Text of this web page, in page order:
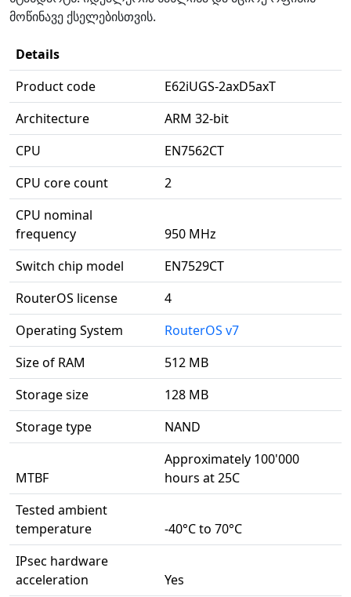
მოწინავე ქსელებისთვის.
Details
Product code
E62iUGS-2axD5axT
Architecture
ARM 32-bit
CPU
EN7562CT
CPU core count
2
CPU nominal
frequency
950 MHz
Switch chip model
EN7529CT
RouterOS license
4
Operating System
RouterOS v7
Size of RAM
512 MB
Storage size
128 MB
Storage type
NAND
MTBF
Approximately 100'000
hours at 25C
Tested ambient
temperature
-40°C to 70°C
IPsec hardware
acceleration
Yes